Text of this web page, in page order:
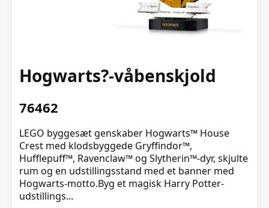
Hogwarts?-våbenskjold
76462
LEGO byggesæt genskaber Hogwarts™ House
Crest med klodsbyggede Gryffindor™,
Hufflepuff™, Ravenclaw™ og Slytherin™-dyr, skjulte
rum og en udstillingsstand med et banner med
Hogwarts-motto.Byg et magisk Harry Potter-
udstillings...